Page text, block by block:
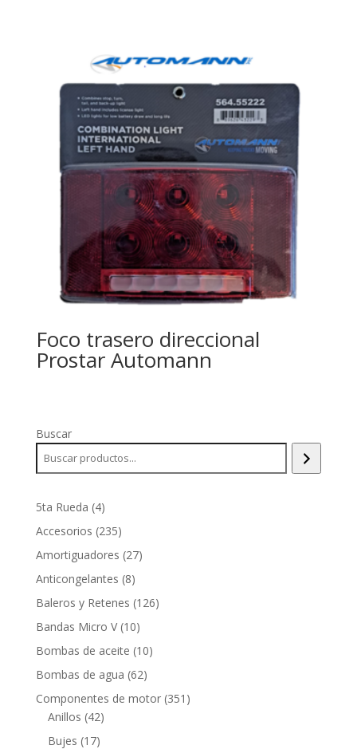
Foco trasero direccional
Prostar Automann
Buscar
5ta Rueda 44
productos
Accesorios 235235
productos
Amortiguadores 2727
Anticongelantes 88
productos
Baleros y Retenes 126126
Bandas Micro V 1010
productos
Bombas de aceite 1010
Bombas de agua 6262
productos
Componentes de motor 351 351
Anillos 4242
Bujes 1717